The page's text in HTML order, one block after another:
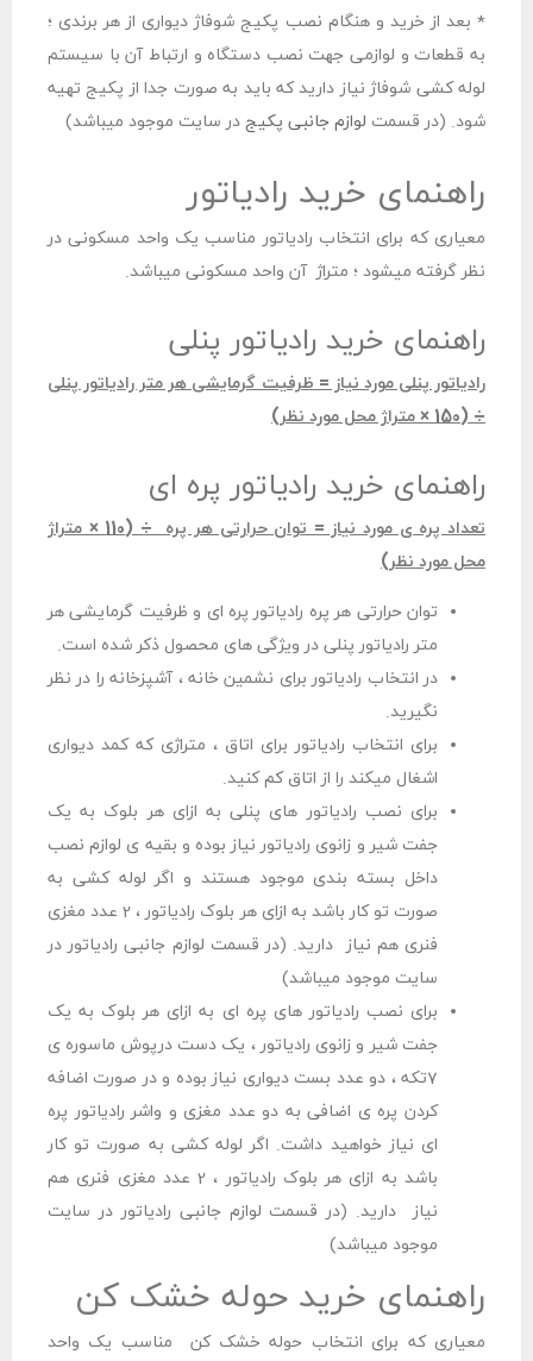
* بعد از خرید و هنگام نصب پکیج شوفاژ دیواری از هر برندی ؛
به قطعات و لوازمی جهت نصب دستگاه و ارتباط آن با سیستم
لوله کشی شوفاژ نیاز دارید که باید به صورت جدا از پکیج تهیه
شود. (در قسمت لوازم جانبی پکیج در سایت موجود میباشد)
راهنمای خرید رادیاتور
معیاری که برای انتخاب رادیاتور مناسب یک واحد مسکونی در
نظر گرفته میشود ؛ متراژ آن واحد مسکونی میباشد.
راهنمای خرید رادیاتور پنلی
رادیاتور پنلی مورد نیاز = ظرفیت گرمایشی هر متر رادیاتور پنلی
÷ (150 × متراژ محل مورد نظر)
راهنمای خرید رادیاتور پره ای
تعداد پره ی مورد نیاز = توان حرارتی هر پره ÷ (110 × متراژ
محل مورد نظر)
توان حرارتی هر پره رادیاتور پره ای و ظرفیت گرمایشی هر
متر رادیاتور پنلی در ویژگی های محصول ذکر شده است.
در انتخاب رادیاتور برای نشمین خانه ، آشپزخانه را در نظر
نگیرید.
برای انتخاب رادیاتور برای اتاق ، متراژی که کمد دیواری
اشغال میکند را از اتاق کم کنید.
برای نصب رادیاتور های پنلی به ازای هر بلوک به یک
جفت شیر و زانوی رادیاتور نیاز بوده و بقیه ی لوازم نصب
داخل بسته بندی موجود هستند و اگر لوله کشی به
صورت تو کار باشد به ازای هر بلوک رادیاتور ، 2 عدد مغزی
فنری هم نیاز دارید. (در قسمت لوازم جانبی رادیاتور در
سایت موجود میباشد)
برای نصب رادیاتور های پره ای به ازای هر بلوک به یک
جفت شیر و زانوی رادیاتور ، یک دست درپوش ماسوره ی
7تکه ، دو عدد بست دیواری نیاز بوده و در صورت اضافه
کردن پره ی اضافی به دو عدد مغزی و واشر رادیاتور پره
ای نیاز خواهید داشت. اگر لوله کشی به صورت تو کار
باشد به ازای هر بلوک رادیاتور ، 2 عدد مغزی فنری هم
نیاز دارید. (در قسمت لوازم جانبی رادیاتور در سایت
موجود میباشد)
راهنمای خرید حوله خشک کن
معیاری که برای انتخاب حوله خشک کن مناسب یک واحد